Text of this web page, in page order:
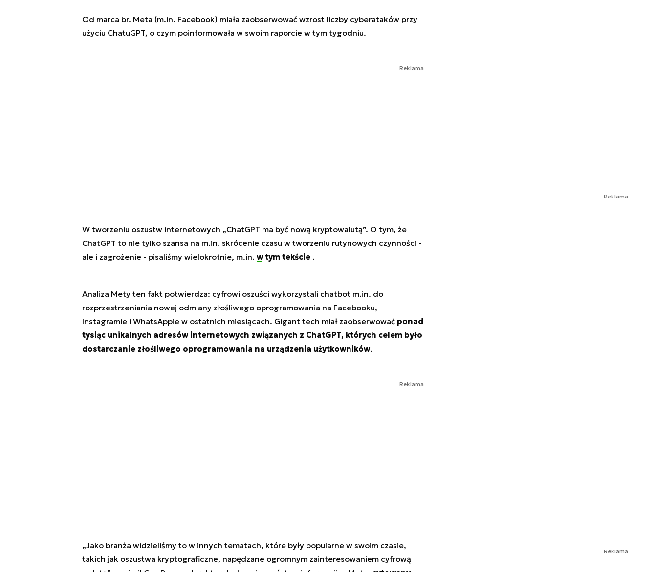
Od marca br. Meta (m.in. Facebook) miała zaobserwować wzrost liczby cyberataków przy
użyciu ChatuGPT, o czym poinformowała w swoim raporcie w tym tygodniu.
Reklama
W tworzeniu oszustw internetowych „ChatGPT ma być nową kryptowalutą”. O tym, że
ChatGPT to nie tylko szansa na m.in. skrócenie czasu w tworzeniu rutynowych czynności -
ale i zagrożenie - pisaliśmy wielokrotnie, m.in. w tym tekście .
Analiza Mety ten fakt potwierdza: cyfrowi oszuści wykorzystali chatbot m.in. do
rozprzestrzeniania nowej odmiany złośliwego oprogramowania na Facebooku,
Instagramie i WhatsAppie w ostatnich miesiącach. Gigant tech miał zaobserwować ponad
tysiąc unikalnych adresów internetowych związanych z ChatGPT, których celem było
dostarczanie złośliwego oprogramowania na urządzenia użytkowników.
Reklama
„Jako branża widzieliśmy to w innych tematach, które były popularne w swoim czasie,
takich jak oszustwa kryptograficzne, napędzane ogromnym zainteresowaniem cyfrową
Reklama
Reklama